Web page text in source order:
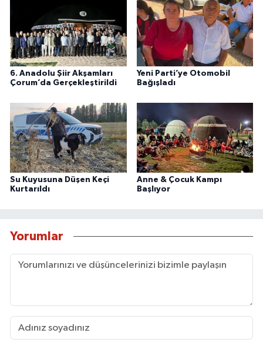
6. Anadolu Şiir Akşamları
Çorum’da Gerçekleştirildi
Yeni Parti’ye Otomobil
Bağışladı
Su Kuyusuna Düşen Keçi
Kurtarıldı
Anne & Çocuk Kampı
Başlıyor
Yorumlar